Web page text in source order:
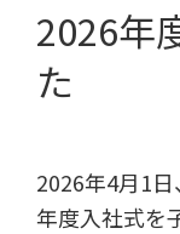
2026年
た
2026年4月1
年度入社式を